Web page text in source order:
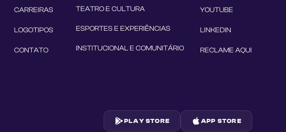
CARREIRAS
LOGOTIPOS
CONTATO
TEATRO E CULTURA
ESPORTES E EXPERIÊNCIAS
INSTITUCIONAL E COMUNITÁRIO
YOUTUBE
LINKEDIN
RECLAME AQUI
PLAY STORE APP STORE